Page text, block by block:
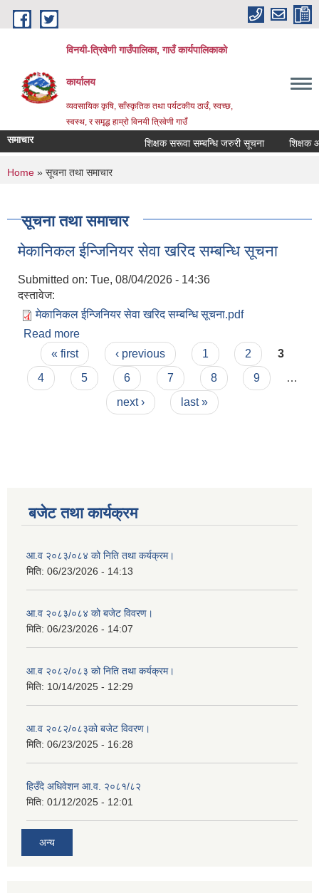
Skip to main content
विनयी-त्रिवेणी गाउँपालिका, गाउँ कार्यपालिकाको
कार्यालय
व्यवसायिक कृषि, साँस्कृतिक तथा पर्यटकीय ठाउँ, स्वच्छ,
स्वस्थ, र समृद्ध हाम्रो विनयी त्रिवेणी गाउँ
समाचार शिक्षक सरूवा सम्बन्धि जरुरी सूचना शिक्षक
You are here
Home » सूचना तथा समाचार
सूचना तथा समाचार
मेकानिकल ईन्जिनियर सेवा खरिद सम्बन्धि सूचना
Submitted on: Tue, 08/04/2026 - 14:36
दस्तावेज:
मेकानिकल ईन्जिनियर सेवा खरिद सम्बन्धि सूचना.pdf
Read more
Pages
« first ‹ previous 1 2
3
4
5 6 7 8 9
…
next ›
last »
बजेट तथा कार्यक्रम
आ.व २०८३/०८४ को निति तथा कर्यक्रम।
मिति: 06/23/2026 - 14:13
आ.व २०८३/०८४ को बजेट विवरण।
मिति: 06/23/2026 - 14:07
आ.व २०८२/०८३ को निति तथा कर्यक्रम।
मिति: 10/14/2025 - 12:29
आ.व २०८२/०८३को बजेट विवरण।
मिति: 06/23/2025 - 16:28
हिउँदे अधिवेशन आ.व. २०८१/८२
मिति: 01/12/2025 - 12:01
अन्य